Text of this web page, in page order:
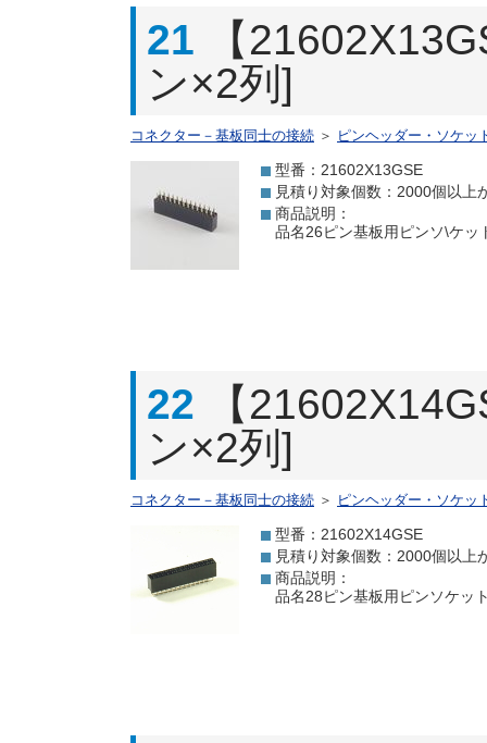
21
【
ン×2列]
コネクター－基板同士の接続 ＞ ピンヘッダー・ソケッ
型番：21602X13GSE
見積り対象個数：2000個以上
商品説明：
品名26ピン基板用ピンソ\ケ
22
【
ン×2列]
コネクター－基板同士の接続 ＞ ピンヘッダー・ソケッ
型番：21602X14GSE
見積り対象個数：2000個以上
商品説明：
品名28ピン基板用ピンソケッ